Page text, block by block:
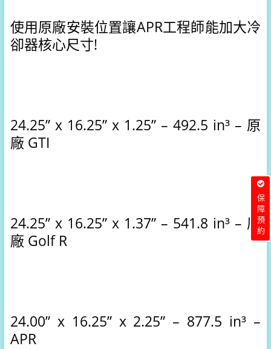
使用原廠安裝位置讓APR工程師能加大冷
卻器核心尺寸!
24.25” x 16.25” x 1.25” – 492.5 in³ – 原
廠 GTI
24.25” x 16.25” x 1.37” – 541.8 in³ – 原
廠 Golf R
24.00” x 16.25” x 2.25” – 877.5 in³ –
APR
保障預約